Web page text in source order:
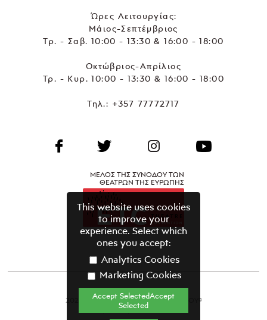
Ώρες Λειτουργίας:
Μάιος-Σεπτέμβριος
Τρ. - Σαβ. 10:00 - 13:30 & 16:00 - 18:00
Οκτώβριος-Απρίλιος
Τρ. - Κυρ. 10:00 - 13:30 & 16:00 - 18:00
Τηλ.: +357 77772717
ΜΕΛΟΣ ΤΗΣ ΣΥΝΟΔΟΥ ΤΩΝ
ΘΕΑΤΡΩΝ ΤΗΣ ΕΥΡΩΠΗΣ
2021 ΘΕΑΤΡΙΚΟΣ ΟΡΓΑΝΙΣΜΟΣ ΚΥΠΡΟΥ©
Όροι & Προϋποθέσεις
This website uses cookies
to improve your
experience. Select which
ones you accept:
Analytics Cookies
Marketing Cookies
Accept SelectedAccept
Selected